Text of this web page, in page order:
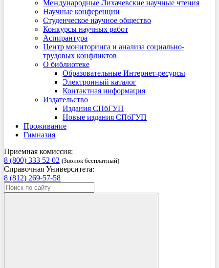
Международные Лихачевские научные чтения
Научные конференции
Студенческое научное общество
Конкурсы научных работ
Аспирантура
Центр мониторинга и анализа социально-
трудовых конфликтов
О библиотеке
Образовательные Интернет-ресурсы
Электронный каталог
Контактная информация
Издательство
Издания СПбГУП
Новые издания СПбГУП
Проживание
Гимназия
Приемная комиссия:
8 (800) 333 52 02 (Звонок бесплатный)
Справочная Университета:
8 (812) 269-57-58